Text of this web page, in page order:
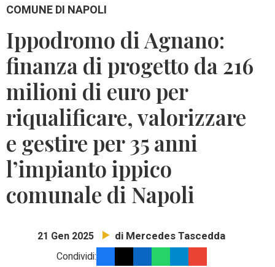
COMUNE DI NAPOLI
Ippodromo di Agnano:
finanza di progetto da 216
milioni di euro per
riqualificare, valorizzare
e gestire per 35 anni
l’impianto ippico
comunale di Napoli
21 Gen 2025 di Mercedes Tascedda
Condividi: